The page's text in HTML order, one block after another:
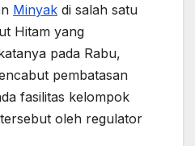
Minyak di salah satu
Hitam yang
pada Rabu,
pembatasan
fasilitas kelompok
oleh regulator